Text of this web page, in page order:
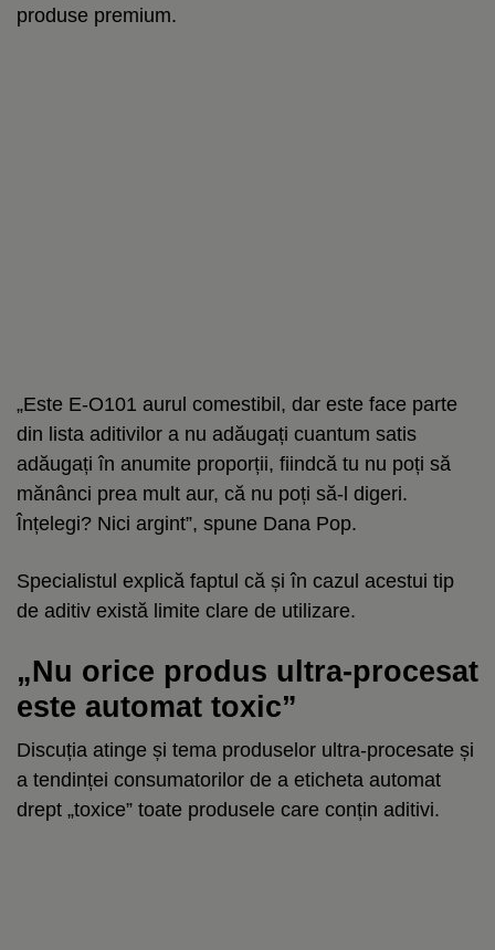
produse premium.
„Este E-O101 aurul comestibil, dar este face parte
din lista aditivilor a nu adăugați cuantum satis
adăugați în anumite proporții, fiindcă tu nu poți să
mănânci prea mult aur, că nu poți să-l digeri.
Înțelegi? Nici argint”, spune Dana Pop.
Specialistul explică faptul că și în cazul acestui tip
de aditiv există limite clare de utilizare.
„Nu orice produs ultra-procesat
este automat toxic”
Discuția atinge și tema produselor ultra-procesate și
a tendinței consumatorilor de a eticheta automat
drept „toxice” toate produsele care conțin aditivi.